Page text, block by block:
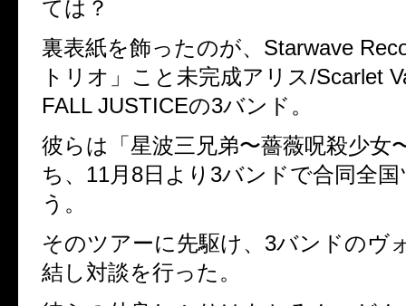
ては？
裏表紙を飾ったのが、Starwave
トリオ」こと未完成アリス/Scarlet
FALL JUSTICEの3バンド。
彼らは「星波三兄弟〜薔薇呪殺少女
ち、11月8日より3バンドで合同全
う。
そのツアーに先駆け、3バンドのヴ
結し対談を行った。